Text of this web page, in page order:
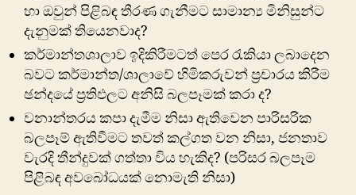
හා ඔවුන් පිළිබඳ තීරණ ගැනීමට සාමාන්‍ය මිනිසුන්ට
දැනුමක් තියෙනවාද?
කර්මාන්තශාලාව ඉදිකිරීමටත් පෙර රැකියා ලබාදෙන
බවට කර්මාන්ත/ශාලාවේ හිමිකරුවන් ප්‍රචාරය කිරීම
ඡන්දයේ ප්‍රතිඵලට අනිසි බලපෑමක් කරා ද?
වනාන්තරය කපා දැමීම නිසා ඇතිවෙන පාරිසරික
බලපෑම් ඇතිවීමට තවත් කල්ගත වන නිසා, ජනතාව
වැරදි තීන්දුවක් ගත්තා විය හැකිද? (පරිසර බලපෑම
පිළිබඳ අවබෝධයක් නොමැති නිසා)